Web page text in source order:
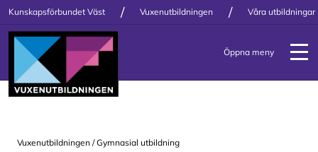
Kunskapsförbundet Väst / Vuxenutbildningen / Våra utbildningar
Öppna meny
Vuxenutbildningen /Gymnasial utbildning